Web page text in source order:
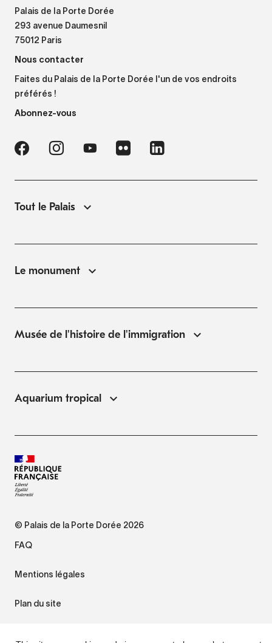
Palais de la Porte Dorée
293 avenue Daumesnil
75012 Paris
Nous contacter
Faites du Palais de la Porte Dorée l'un de vos endroits
préférés !
Abonnez-vous
Tout le Palais
Le monument
Musée de l'histoire de l'immigration
Aquarium tropical
© Palais de la Porte Dorée 2026
FAQ
Mentions légales
Plan du site